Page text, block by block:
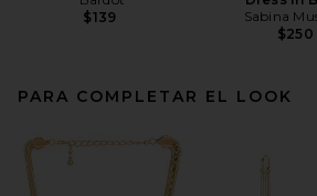
$139
Sabina
$250
PARA COMPLETAR EL LOOK